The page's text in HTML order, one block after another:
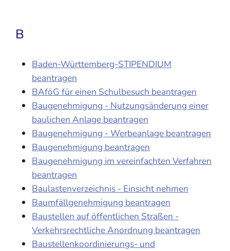
B
Baden-Württemberg-STIPENDIUM
beantragen
BAföG für einen Schulbesuch beantragen
Baugenehmigung - Nutzungsänderung einer
baulichen Anlage beantragen
Baugenehmigung - Werbeanlage beantragen
Baugenehmigung beantragen
Baugenehmigung im vereinfachten Verfahren
beantragen
Baulastenverzeichnis - Einsicht nehmen
Baumfällgenehmigung beantragen
Baustellen auf öffentlichen Straßen -
Verkehrsrechtliche Anordnung beantragen
Baustellenkoordinierungs- und